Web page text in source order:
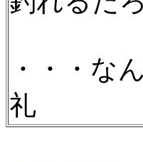
・・・
礼